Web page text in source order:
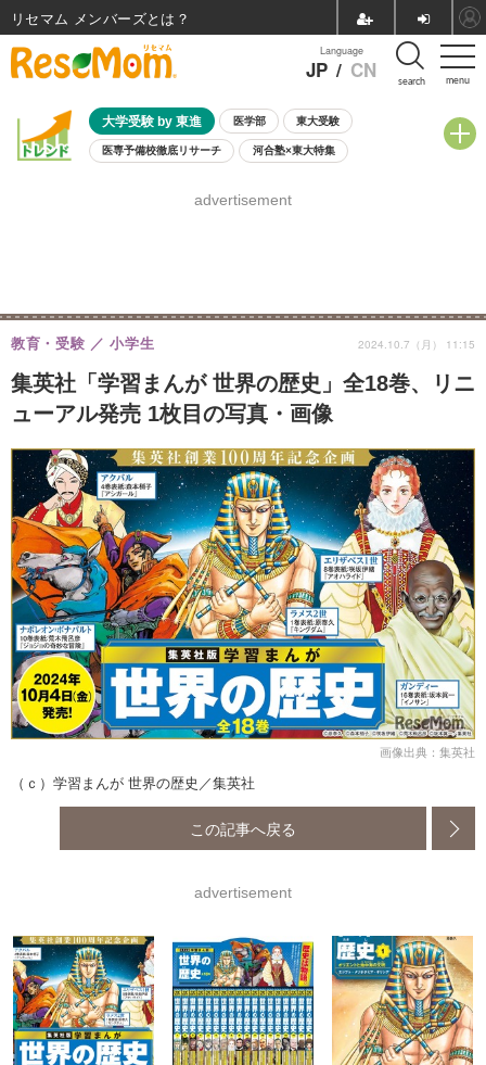
menu
Language
JP / CN search
大学受験 by 東進 医学部 東大受験
医専予備校徹底リサーチ 河合塾×東大特集
8月開催学校説明会・相談会
advertisement
集英社「学習まんが 世界の歴史」全18巻、リニ
ューアル発売 1枚目の写真・画像
教育・受験 小学生 2024.10.7（月） 11:15
画像出典：集英社
（ｃ）学習まんが 世界の歴史／集英社
この記事へ戻る
advertisement
リセマム メンバーズ